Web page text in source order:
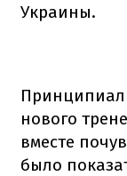
Украины.
нового
вместе
было